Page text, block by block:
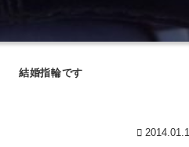
結婚指輪です